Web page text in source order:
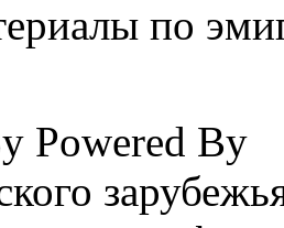
по
Powered By